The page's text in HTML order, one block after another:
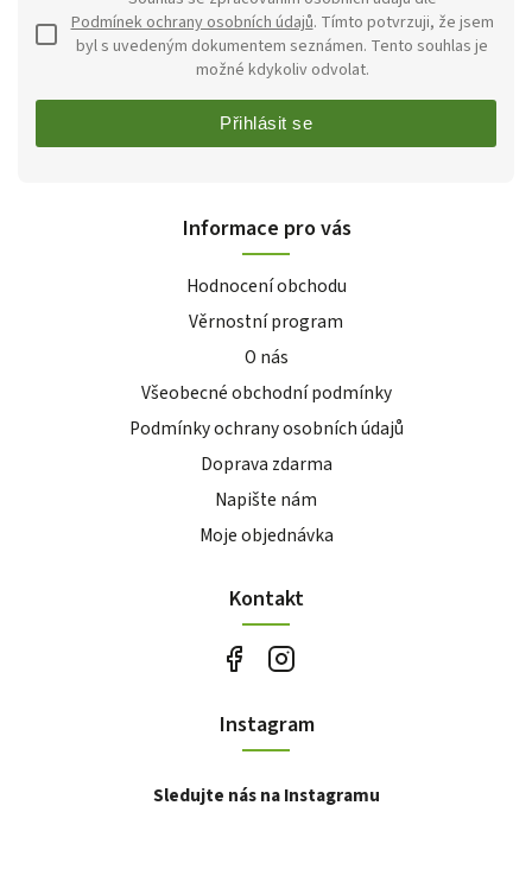
Podmínek ochrany osobních údajů. Tímto potvrzuji, že jsem
byl s uvedeným dokumentem seznámen. Tento souhlas je
možné kdykoliv odvolat.
Přihlásit se
Informace pro vás
Hodnocení obchodu
Věrnostní program
O nás
Všeobecné obchodní podmínky
Podmínky ochrany osobních údajů
Doprava zdarma
Napište nám
Moje objednávka
Kontakt
Instagram
Sledujte nás na Instagramu